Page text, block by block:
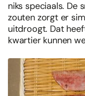
niks speciaals. De
zouten zorgt er
uitdroogt. Dat
kwartier kunnen